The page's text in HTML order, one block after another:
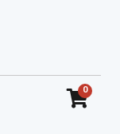
0